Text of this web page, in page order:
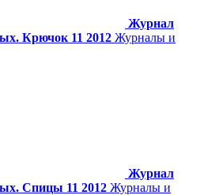
Журнал
Крючок 11 2012 Журналы и
Журнал
Спицы 11 2012 Журналы и